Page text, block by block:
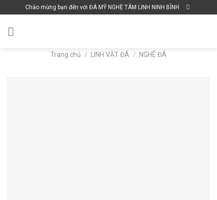
to
content
Chào mừng bạn đến với ĐÁ MỸ NGHỆ TÂM LINH NINH BÌNH
Trang chủ / LINH VẬT ĐÁ / NGHÊ ĐÁ